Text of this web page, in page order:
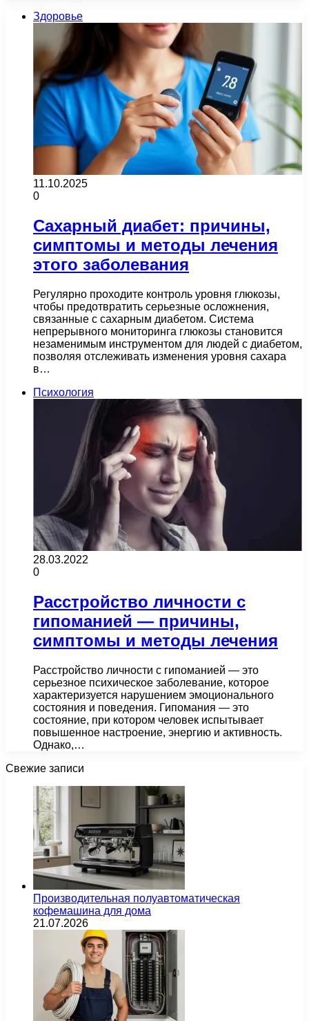
Здоровье
11.10.2025
0
Сахарный диабет: причины,
симптомы и методы лечения
этого заболевания
Регулярно проходите контроль уровня глюкозы,
чтобы предотвратить серьезные осложнения,
связанные с сахарным диабетом. Система
непрерывного мониторинга глюкозы становится
незаменимым инструментом для людей с диабетом,
позволяя отслеживать изменения уровня сахара
в…
Психология
28.03.2022
0
Расстройство личности с
гипоманией — причины,
симптомы и методы лечения
Расстройство личности с гипоманией — это
серьезное психическое заболевание, которое
характеризуется нарушением эмоционального
состояния и поведения. Гипомания — это
состояние, при котором человек испытывает
повышенное настроение, энергию и активность.
Однако,…
Свежие записи
Производительная полуавтоматическая
кофемашина для дома
21.07.2026